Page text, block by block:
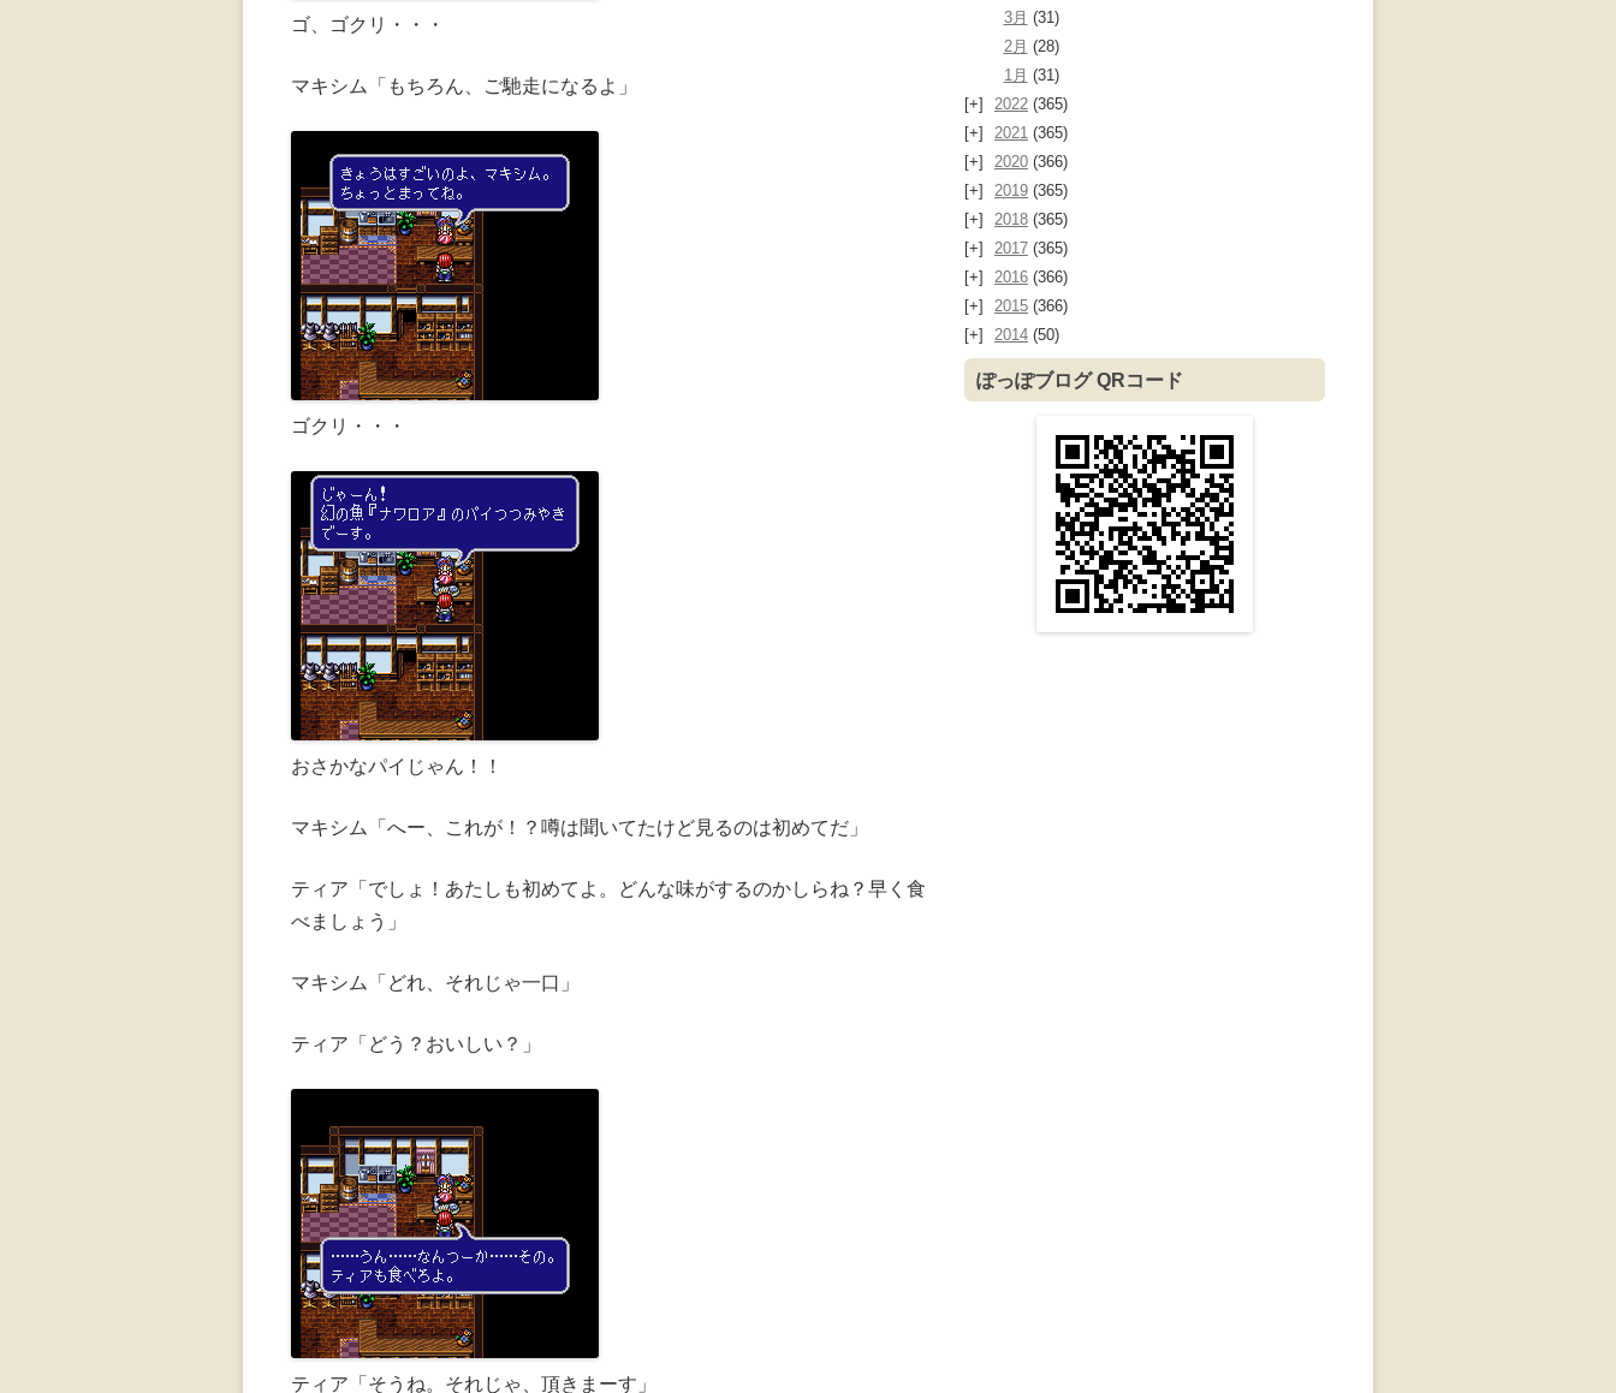
ゴ、ゴクリ・・・
マキシム「もちろん、ご馳走になるよ」
ゴクリ・・・
おさかなパイじゃん！！
マキシム「へー、これが！？噂は聞いてたけど見るのは初めてだ」
ティア「でしょ！あたしも初めてよ。どんな味がするのかしらね？早く食
べましょう」
マキシム「どれ、それじゃ一口」
ティア「どう？おいしい？」
ティア「そうね。それじゃ、頂きまーす」
3月 (31)
2月 (28)
1月 (31)
2022 (365)
2021 (365)
2020 (366)
2019 (365)
2018 (365)
2017 (365)
2016 (366)
2015 (366)
2014 (50)
ぽっぽブログ QRコード